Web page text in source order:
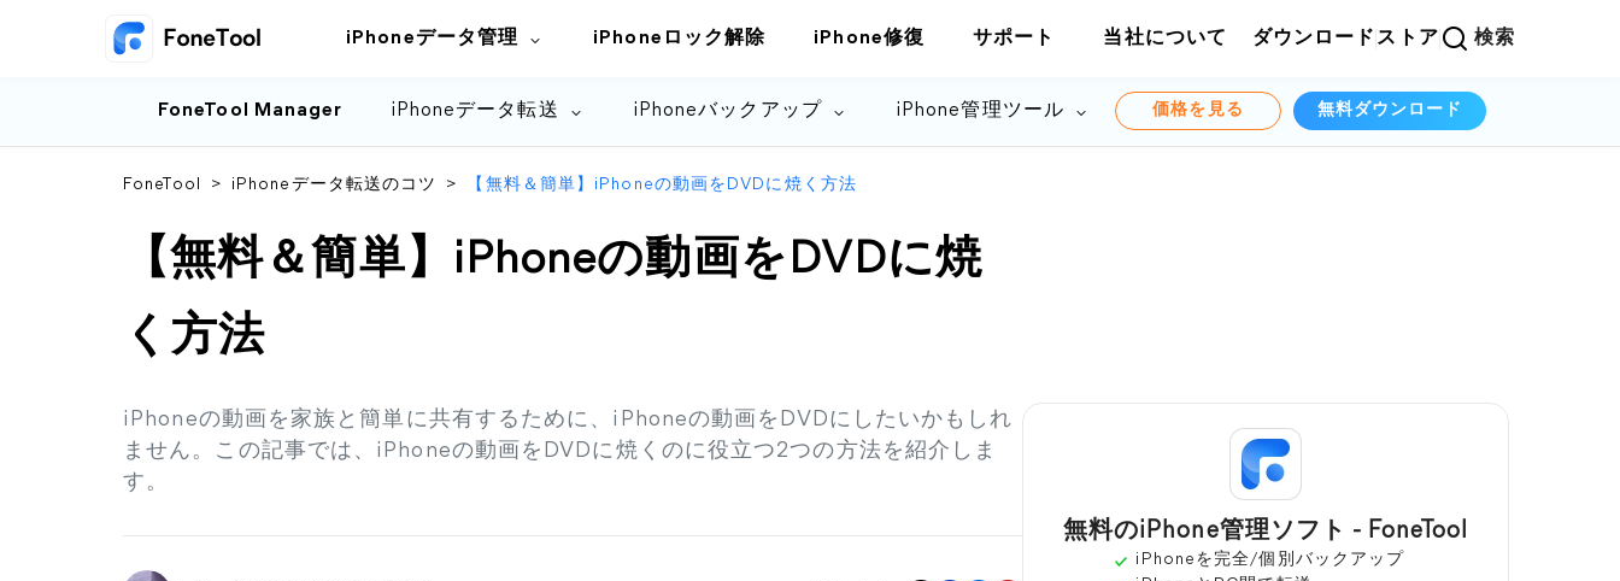
iPhoneデータ管理 iPhoneロック解除 iPhone修復 サポート 当社について ダウンロード ストア 検索
FoneTool Manager iPhoneデータ転送 iPhoneバックアップ iPhone管理ツール 価格を見る 無料ダウンロード
FoneTool > iPhoneデータ転送のコツ > 【無料＆簡単】iPhoneの動画をDVDに焼く方法
【無料＆簡単】iPhoneの動画をDVDに焼
く方法
iPhoneの動画を家族と簡単に共有するために、iPhoneの動画をDVDにしたいかもしれ
ません。この記事では、iPhoneの動画をDVDに焼くのに役立つ2つの方法を紹介しま
す。
無料のiPhone管理ソフト - FoneTool
iPhoneを完全/個別バックアップ